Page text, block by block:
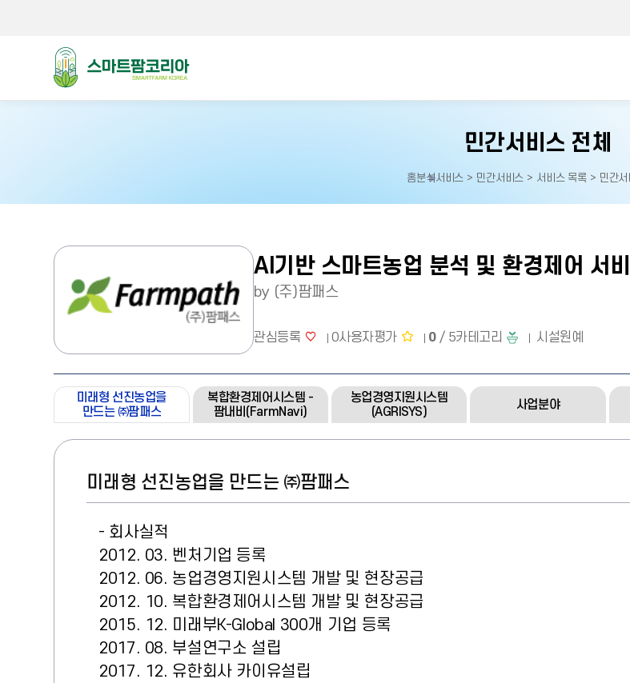
스마트팜코리아
민간서비스 전체
홈으로
홈분석서비스 > 민간서비스 > 서비스 목록 > 민간서
AI기반 스마트농업 분석 및 환경제어 서
by (주)팜패스
관심등록 0사용자평가 0 / 5카테고리 시설원예
미래형 선진농업을
만드는 ㈜팜패스
복합환경제어시스템 -
팜내비(FarmNavi)
농업경영지원시스템
(AGRISYS)
사업분야
미래형 선진농업을 만드는 ㈜팜패스
- 회사실적
2012. 03. 벤처기업 등록
2012. 06. 농업경영지원시스템 개발 및 현장공급
2012. 10. 복합환경제어시스템 개발 및 현장공급
2015. 12. 미래부K-Global 300개 기업 등록
2017. 08. 부설연구소 설립
2017. 12. 유한회사 카이유설립